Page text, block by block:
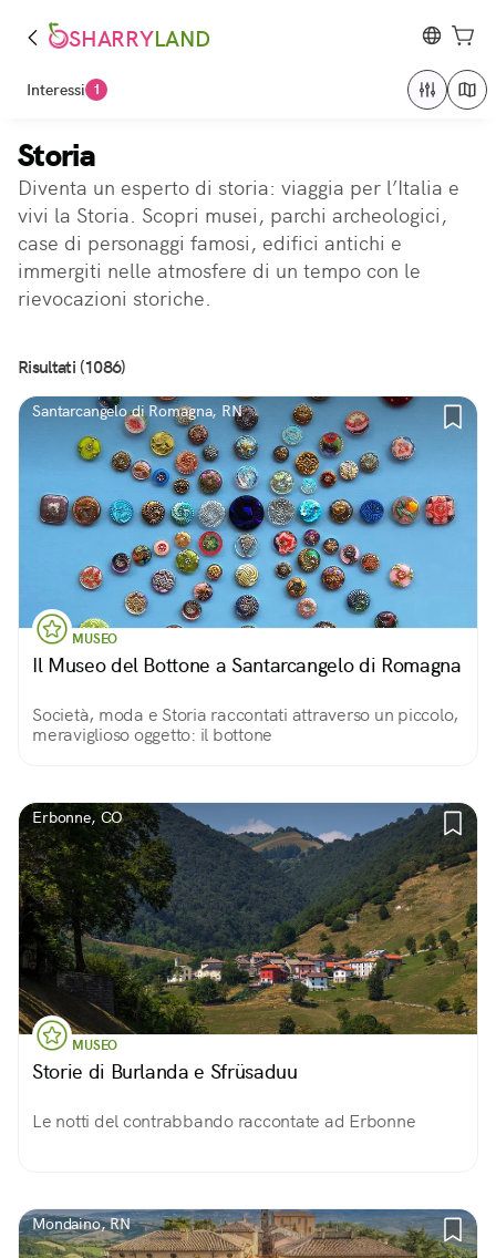
SHARRYLAND
Interessi 1
Storia
Diventa un esperto di storia: viaggia per l’Italia e
vivi la Storia. Scopri musei, parchi archeologici,
case di personaggi famosi, edifici antichi e
immergiti nelle atmosfere di un tempo con le
rievocazioni storiche.
Risultati (1086)
Santarcangelo di Romagna, RN
MUSEO
Il Museo del Bottone a Santarcangelo di Romagna
Società, moda e Storia raccontati attraverso un piccolo,
meraviglioso oggetto: il bottone
Erbonne, CO
MUSEO
Storie di Burlanda e Sfrüsaduu
Le notti del contrabbando raccontate ad Erbonne
Mondaino, RN